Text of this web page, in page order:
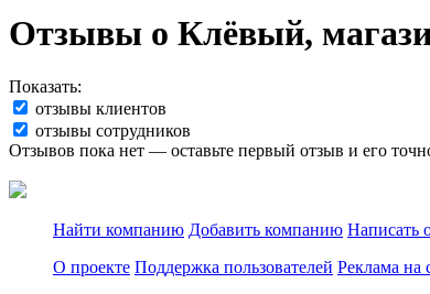
Отзывы о Клёвый,
Показать:
отзывы клиентов
отзывы сотрудников
Отзывов пока нет — оставьте первый отзыв и его
Найти компанию Добавить компанию Написать
О проекте Поддержка пользователей Реклама на